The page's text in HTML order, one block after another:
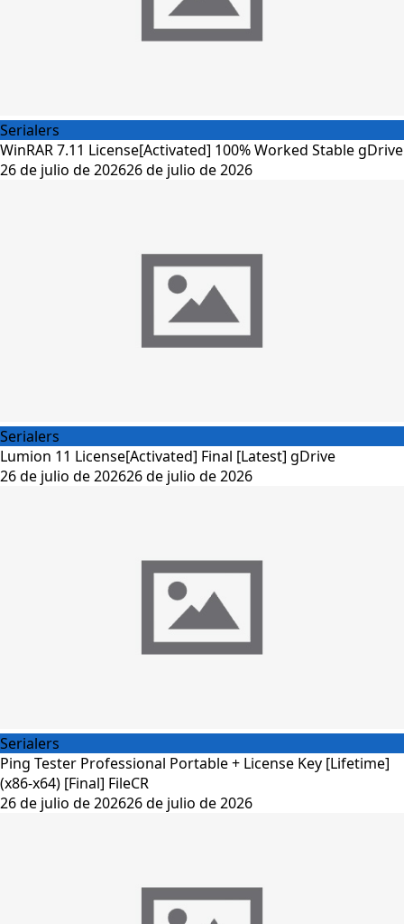
Serialers
WinRAR 7.11 License[Activated] 100% Worked Stable gDrive
26 de julio de 202626 de julio de 2026
Serialers
Lumion 11 License[Activated] Final [Latest] gDrive
26 de julio de 202626 de julio de 2026
Serialers
Ping Tester Professional Portable + License Key [Lifetime]
(x86-x64) [Final] FileCR
26 de julio de 202626 de julio de 2026